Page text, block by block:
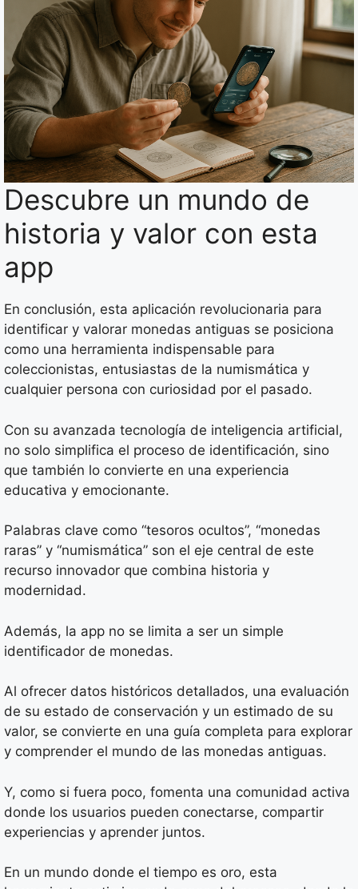
Descubre un mundo de
historia y valor con esta
app
En conclusión, esta aplicación revolucionaria para
identificar y valorar monedas antiguas se posiciona
como una herramienta indispensable para
coleccionistas, entusiastas de la numismática y
cualquier persona con curiosidad por el pasado.
Con su avanzada tecnología de inteligencia artificial,
no solo simplifica el proceso de identificación, sino
que también lo convierte en una experiencia
educativa y emocionante.
Palabras clave como “tesoros ocultos”, “monedas
raras” y “numismática” son el eje central de este
recurso innovador que combina historia y
modernidad.
Además, la app no se limita a ser un simple
identificador de monedas.
Al ofrecer datos históricos detallados, una evaluación
de su estado de conservación y un estimado de su
valor, se convierte en una guía completa para explorar
y comprender el mundo de las monedas antiguas.
Y, como si fuera poco, fomenta una comunidad activa
donde los usuarios pueden conectarse, compartir
experiencias y aprender juntos.
En un mundo donde el tiempo es oro, esta